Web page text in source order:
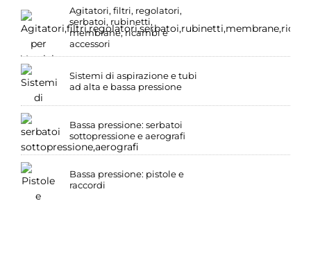
Agitatori, filtri, regolatori,
serbatoi, rubinetti,
membrane, ricambi e
accessori
Sistemi di aspirazione e tubi
ad alta e bassa pressione
Bassa pressione: serbatoi
sottopressione e aerografi
Bassa pressione: pistole e
raccordi